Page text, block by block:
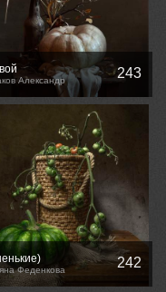
Александр 243
Феденкова 242